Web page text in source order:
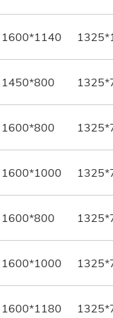
1600*1140
1450*800
1600*800
1600*1000
1600*800
1600*1000
1600*1180